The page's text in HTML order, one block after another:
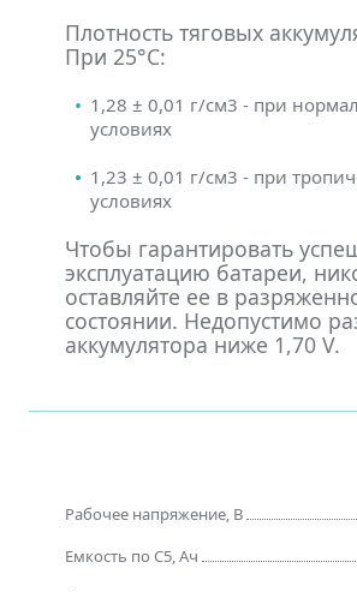
Плотность тяговых
При 25°С:
1,28 ± 0,01 г/см3 - при
условиях
1,23 ± 0,01 г/см3 - при
условиях
Чтобы гарантировать
эксплуатацию батареи,
оставляйте ее в
состоянии. Недопустимо
аккумулятора ниже 1,70 V.
Рабочее напряжение, В
Емкость по C5, Ач